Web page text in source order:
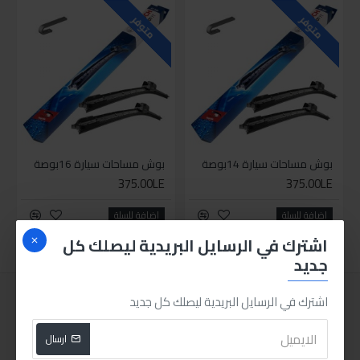
اشترك في الرسايل البريدية ليصلك كل
جديد
اشترك في الرسايل البريدية ليصلك كل جديد
ارسال
متوفر
بوش مساحات سيارة 14بوصة
375.00LE
اضافة للسلة
متوفر
بوش مساحات سيارة 16بوصة
375.00LE
اضافة للسلة